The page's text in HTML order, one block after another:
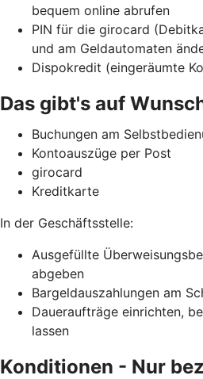
bequem online abrufen
PIN für die girocard
und am Geldautomaten
Dispokredit (eingeräumte
Das gibt's auf
Buchungen am
Kontoauszüge per Post
girocard
Kreditkarte
In der Geschäftsstelle:
Ausgefüllte
abgeben
Bargeldauszahlungen am
Daueraufträge einrichten,
lassen
Konditionen - Nur